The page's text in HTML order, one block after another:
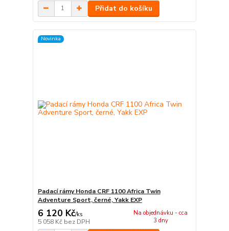
Přidat do košíku
Novinka
Padací rámy Honda CRF 1100 Africa Twin
Adventure Sport, černé, Yakk EXP
6 120 Kč/ks
5 058 Kč bez DPH
Na objednávku - cca
3 dny